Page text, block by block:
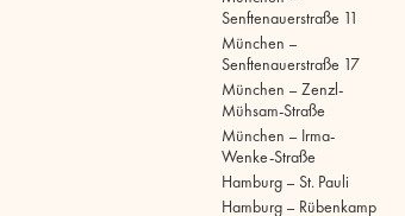
Senftenauerstraße 11
München –
Senftenauerstraße 17
München – Zenzl-
Mühsam-Straße
München – Irma-
Wenke-Straße
Hamburg – St. Pauli
Hamburg – Rübenkamp